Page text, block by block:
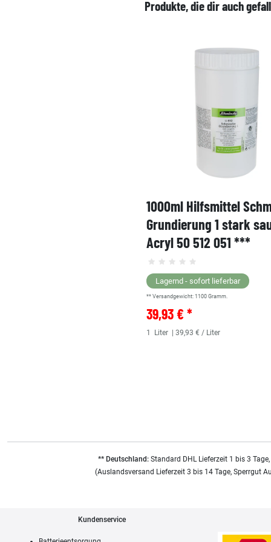
Produkte, die dir auch
1000ml Hilfsmittel
Grundierung 1 stark
Acryl 50 512 051 ***
Lagernd - sofort lieferbar
** Versandgewicht: 1100 Gramm.
39,93 € *
1 Liter | 39,93 € / Liter
** Deutschland:Standard DHL Lieferzeit 1 bis 3
(Auslandsversand Lieferzeit 3 bis 14 Tage, Sperrgut
Kundenservice